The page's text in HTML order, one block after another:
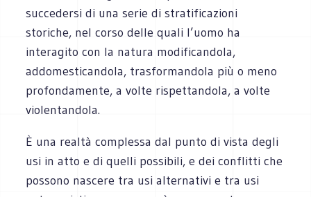
succedersi di una serie di stratificazioni
storiche, nel corso delle quali l’uomo ha
interagito con la natura modificandola,
addomesticandola, trasformandola più o meno
profondamente, a volte rispettandola, a volte
violentandola.
È una realtà complessa dal punto di vista degli
usi in atto e di quelli possibili, e dei conflitti che
possono nascere tra usi alternativi e tra usi